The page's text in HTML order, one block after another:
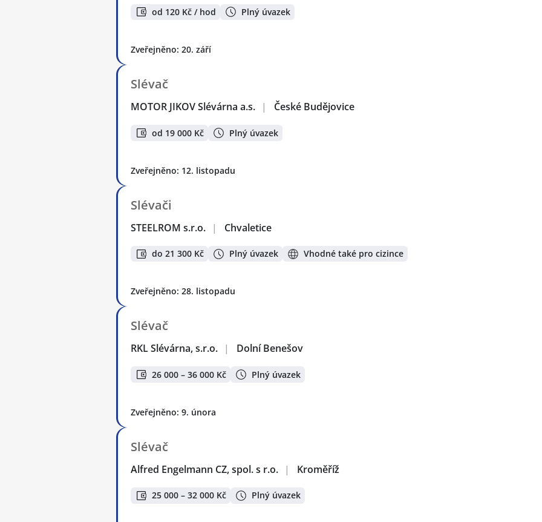
od 120 Kč / hod Plný úvazek
Zveřejněno: 20. září
Slévač
MOTOR JIKOV Slévárna a.s. | České Budějovice
od 19 000 Kč Plný úvazek
Zveřejněno: 12. listopadu
Slévači
STEELROM s.r.o. | Chvaletice
do 21 300 Kč Plný úvazek Vhodné také pro cizince
Zveřejněno: 28. listopadu
Slévač
RKL Slévárna, s.r.o. | Dolní Benešov
26 000 – 36 000 Kč Plný úvazek
Zveřejněno: 9. února
Slévač
Alfred Engelmann CZ, spol. s r.o. | Kroměříž
25 000 – 32 000 Kč Plný úvazek